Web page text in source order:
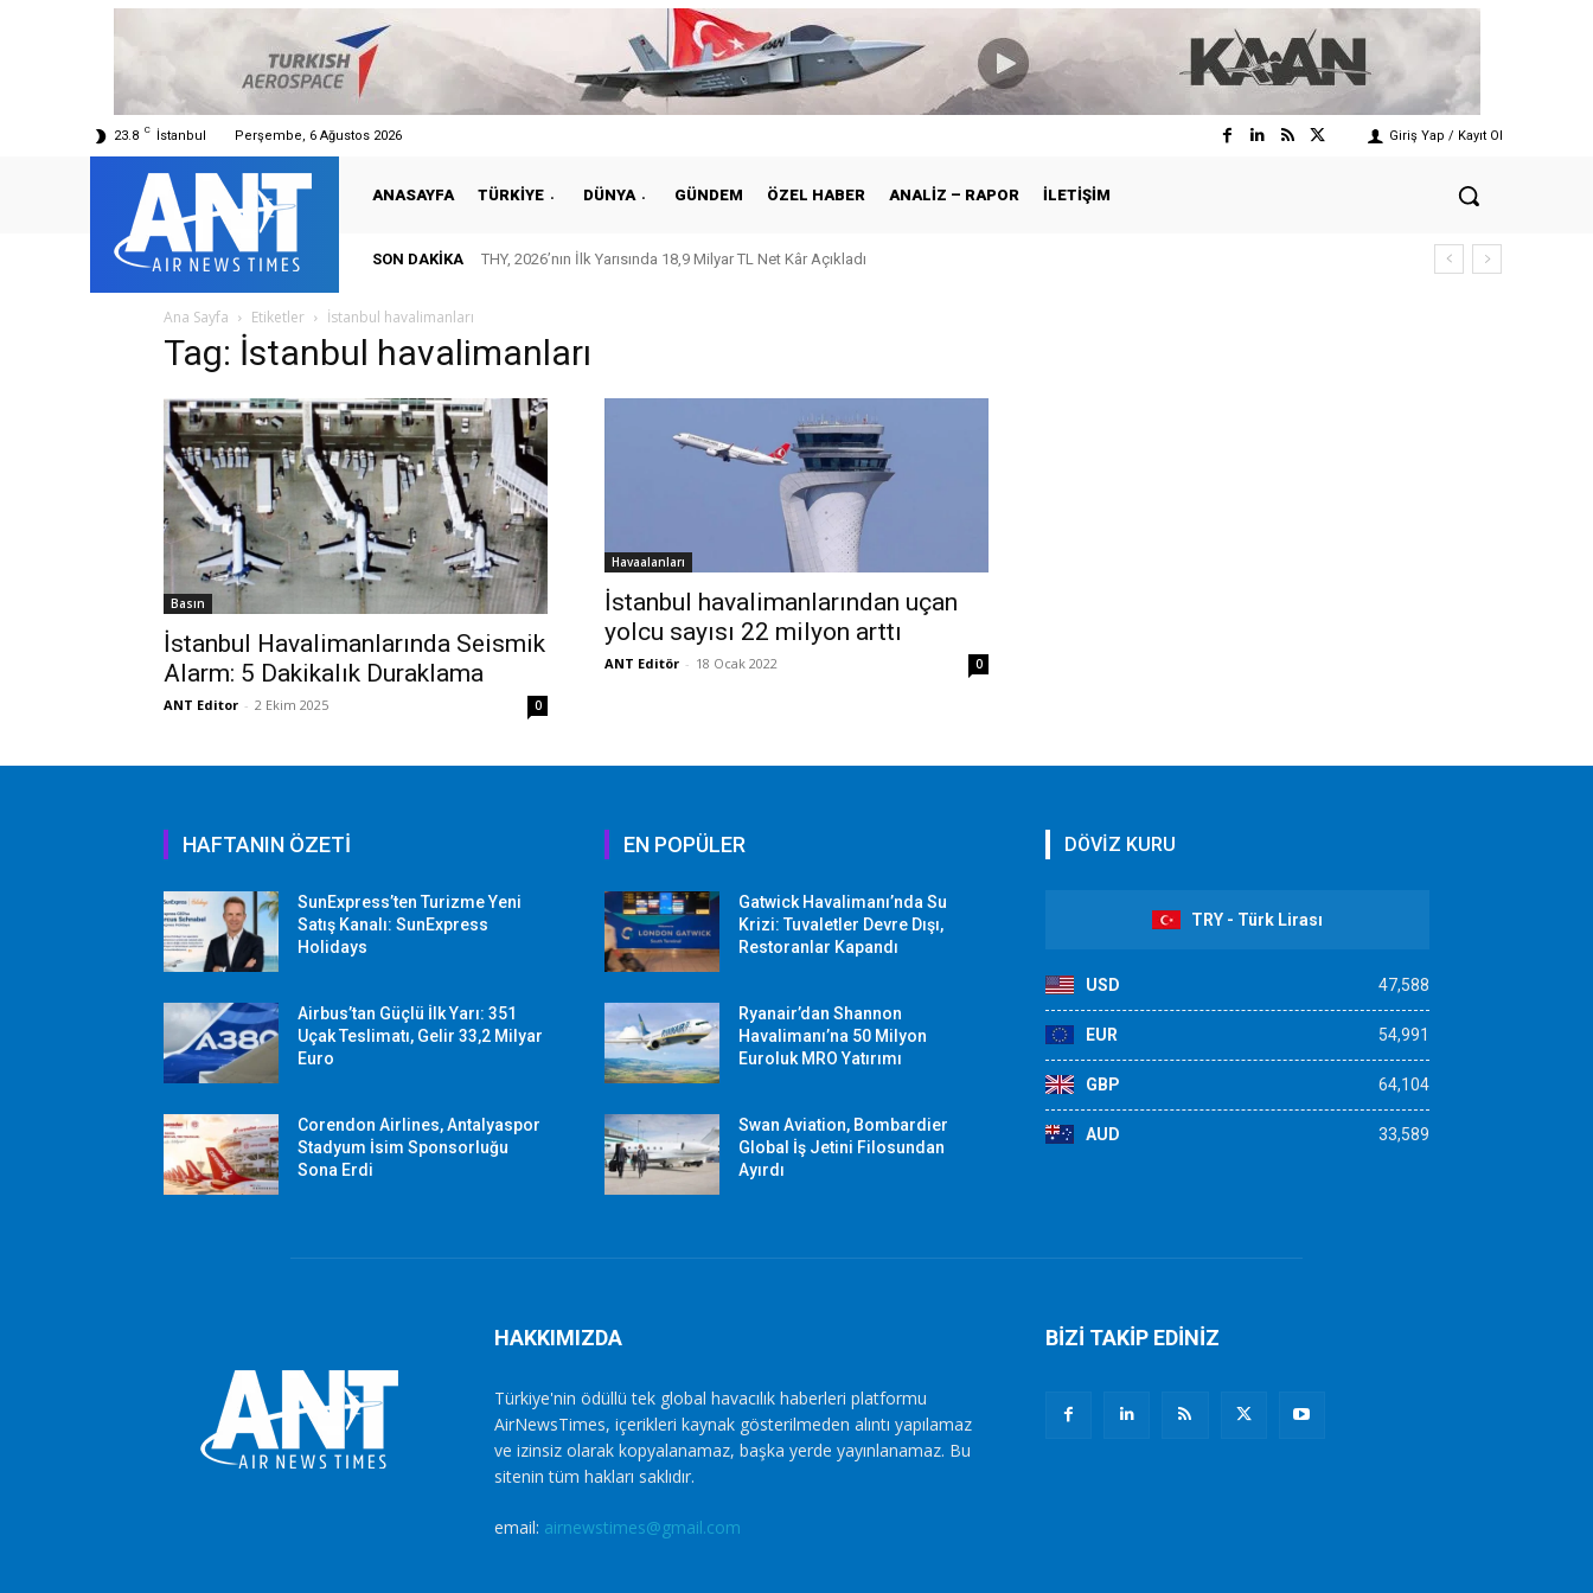
23.8 C İstanbul Perşembe, 6 Ağustos 2026 Giriş Yap / Kayıt Ol
ANASAYFA TÜRKIYE DÜNYA GÜNDEM ÖZEL HABER ANALIZ – RAPOR İLETIŞIM
SON DAKIKA THY, 2026’nın İlk Yarısında 18,9 Milyar TL Net Kâr Açıkladı
Ana Sayfa Etiketler İstanbul havalimanları
Tag: İstanbul havalimanları
Basın
İstanbul Havalimanlarında Seismik
Alarm: 5 Dakikalık Duraklama
ANT Editor - 2 Ekim 2025 0
Havaalanları
İstanbul havalimanlarından uçan
yolcu sayısı 22 milyon arttı
ANT Editör - 18 Ocak 2022 0
HAFTANIN ÖZETİ
SunExpress’ten Turizme Yeni
Satış Kanalı: SunExpress
Holidays
Airbus’tan Güçlü İlk Yarı: 351
Uçak Teslimatı, Gelir 33,2 Milyar
Euro
Corendon Airlines, Antalyaspor
Stadyum İsim Sponsorluğu
Sona Erdi
EN POPÜLER
Gatwick Havalimanı’nda Su
Krizi: Tuvaletler Devre Dışı,
Restoranlar Kapandı
Ryanair’dan Shannon
Havalimanı’na 50 Milyon
Euroluk MRO Yatırımı
Swan Aviation, Bombardier
Global İş Jetini Filosundan
Ayırdı
DÖVİZ KURU
TRY - Türk Lirası
USD 47,588
EUR 54,991
GBP 64,104
AUD 33,589
HAKKIMIZDA
Türkiye'nin ödüllü tek global havacılık haberleri platformu
AirNewsTimes, içerikleri kaynak gösterilmeden alıntı yapılamaz
ve izinsiz olarak kopyalanamaz, başka yerde yayınlanamaz. Bu
sitenin tüm hakları saklıdır.
email: airnewstimes@gmail.com
BİZİ TAKİP EDİNİZ